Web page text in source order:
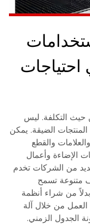
احتياجات
حيث التكلفة. ليس
الضيقة. يمكن
والقطع
الإضاءة وأعمال
من الشركات تخدم
متنوعة تسمح
من شراء أنظمة
من خلال آلة
الجدول الزمني.